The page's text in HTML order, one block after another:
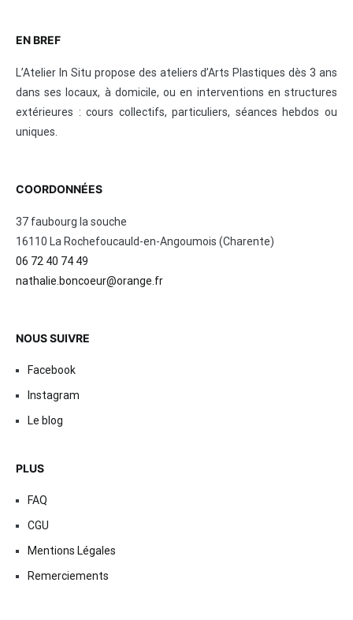
EN BREF
L’Atelier In Situ propose des ateliers d’Arts Plastiques dès 3 ans
dans ses locaux, à domicile, ou en interventions en structures
extérieures : cours collectifs, particuliers, séances hebdos ou
uniques.
COORDONNÉES
37 faubourg la souche
16110 La Rochefoucauld-en-Angoumois (Charente)
06 72 40 74 49
nathalie.boncoeur@orange.fr
NOUS SUIVRE
Facebook
Instagram
Le blog
PLUS
FAQ
CGU
Mentions Légales
Remerciements